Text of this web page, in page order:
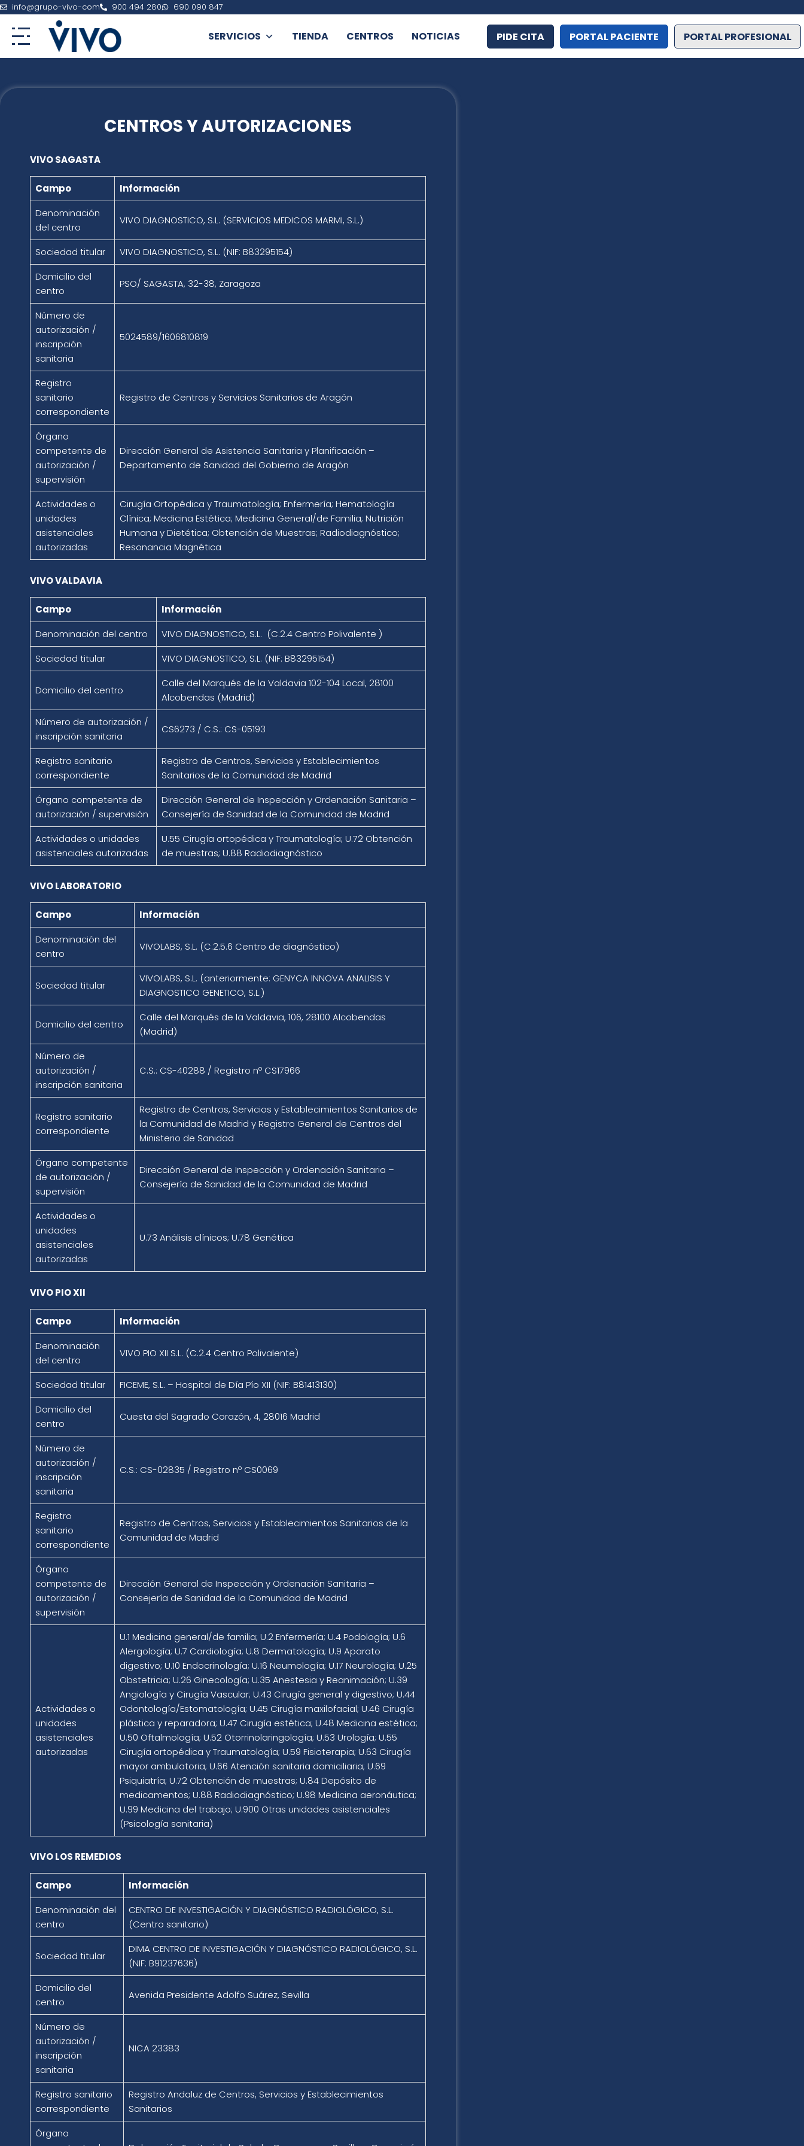
Ir
contenido
info@grupo-vivo-com 900 494 280 690 090 847
SERVICIOS TIENDA CENTROS NOTICIAS PIDE CITA PORTAL PACIENTE PORTAL PROFESIONAL
CENTROS Y AUTORIZACIONES
VIVO SAGASTA
Campo
Información
Denominación
del centro
VIVO DIAGNOSTICO, S.L. (SERVICIOS MEDICOS MARMI, S.L.)
Sociedad titular
VIVO DIAGNOSTICO, S.L. (NIF: B83295154)
Domicilio del
centro
PSO/ SAGASTA, 32-38, Zaragoza
Número de
autorización /
inscripción
sanitaria
5024589/1606810819
Registro
sanitario
correspondiente
Registro de Centros y Servicios Sanitarios de Aragón
Órgano
competente de
autorización /
supervisión
Dirección General de Asistencia Sanitaria y Planificación –
Departamento de Sanidad del Gobierno de Aragón
Actividades o
unidades
asistenciales
autorizadas
Cirugía Ortopédica y Traumatología; Enfermería; Hematología
Clínica; Medicina Estética; Medicina General/de Familia; Nutrición
Humana y Dietética; Obtención de Muestras; Radiodiagnóstico;
Resonancia Magnética
VIVO VALDAVIA
Campo
Información
Denominación del centro
VIVO DIAGNOSTICO, S.L. (C.2.4 Centro Polivalente )
Sociedad titular
VIVO DIAGNOSTICO, S.L. (NIF: B83295154)
Domicilio del centro
Calle del Marqués de la Valdavia 102-104 Local, 28100
Alcobendas (Madrid)
Número de autorización /
inscripción sanitaria
CS6273 / C.S.: CS-05193
Registro sanitario
correspondiente
Registro de Centros, Servicios y Establecimientos
Sanitarios de la Comunidad de Madrid
Órgano competente de
autorización / supervisión
Dirección General de Inspección y Ordenación Sanitaria –
Consejería de Sanidad de la Comunidad de Madrid
Actividades o unidades
asistenciales autorizadas
U.55 Cirugía ortopédica y Traumatología; U.72 Obtención
de muestras; U.88 Radiodiagnóstico
VIVO LABORATORIO
Campo
Información
Denominación del
centro
VIVOLABS, S.L. (C.2.5.6 Centro de diagnóstico)
Sociedad titular
VIVOLABS, S.L. (anteriormente: GENYCA INNOVA ANALISIS Y
DIAGNOSTICO GENETICO, S.L.)
Domicilio del centro
Calle del Marqués de la Valdavia, 106, 28100 Alcobendas
(Madrid)
Número de
autorización /
inscripción sanitaria
C.S.: CS-40288 / Registro nº CS17966
Registro sanitario
correspondiente
Registro de Centros, Servicios y Establecimientos Sanitarios de
la Comunidad de Madrid y Registro General de Centros del
Ministerio de Sanidad
Órgano competente
de autorización /
supervisión
Dirección General de Inspección y Ordenación Sanitaria –
Consejería de Sanidad de la Comunidad de Madrid
Actividades o
unidades
asistenciales
autorizadas
U.73 Análisis clínicos; U.78 Genética
VIVO PIO XII
Campo
Información
Denominación
del centro
VIVO PIO XII S.L. (C.2.4 Centro Polivalente)
Sociedad titular
FICEME, S.L. – Hospital de Día Pío XII (NIF: B81413130)
Domicilio del
centro
Cuesta del Sagrado Corazón, 4, 28016 Madrid
Número de
autorización /
inscripción
sanitaria
C.S.: CS-02835 / Registro nº CS0069
Registro
sanitario
correspondiente
Registro de Centros, Servicios y Establecimientos Sanitarios de la
Comunidad de Madrid
Órgano
competente de
autorización /
supervisión
Dirección General de Inspección y Ordenación Sanitaria –
Consejería de Sanidad de la Comunidad de Madrid
Actividades o
unidades
asistenciales
autorizadas
U.1 Medicina general/de familia; U.2 Enfermería; U.4 Podología; U.6
Alergología; U.7 Cardiología; U.8 Dermatología; U.9 Aparato
digestivo; U.10 Endocrinología; U.16 Neumología; U.17 Neurología; U.25
Obstetricia; U.26 Ginecología; U.35 Anestesia y Reanimación; U.39
Angiología y Cirugía Vascular; U.43 Cirugía general y digestivo; U.44
Odontología/Estomatología; U.45 Cirugía maxilofacial; U.46 Cirugía
plástica y reparadora; U.47 Cirugía estética; U.48 Medicina estética;
U.50 Oftalmología; U.52 Otorrinolaringología; U.53 Urología; U.55
Cirugía ortopédica y Traumatología; U.59 Fisioterapia; U.63 Cirugía
mayor ambulatoria; U.66 Atención sanitaria domiciliaria; U.69
Psiquiatría; U.72 Obtención de muestras; U.84 Depósito de
medicamentos; U.88 Radiodiagnóstico; U.98 Medicina aeronáutica;
U.99 Medicina del trabajo; U.900 Otras unidades asistenciales
(Psicología sanitaria)
VIVO LOS REMEDIOS
Campo
Información
Denominación del
centro
CENTRO DE INVESTIGACIÓN Y DIAGNÓSTICO RADIOLÓGICO, S.L.
(Centro sanitario)
Sociedad titular
DIMA CENTRO DE INVESTIGACIÓN Y DIAGNÓSTICO RADIOLÓGICO, S.L.
(NIF: B91237636)
Domicilio del
centro
Avenida Presidente Adolfo Suárez, Sevilla
Número de
autorización /
inscripción
sanitaria
NICA 23383
Registro sanitario
correspondiente
Registro Andaluz de Centros, Servicios y Establecimientos
Sanitarios
Órgano